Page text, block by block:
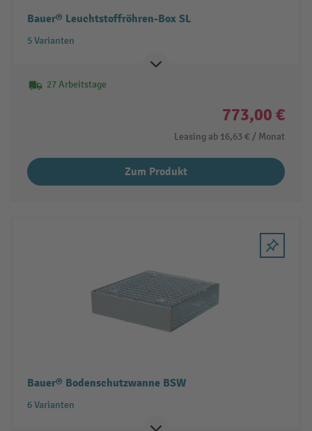
Bauer® Leuchtstoffröhren-Box SL
5 Varianten
27 Arbeitstage
773,00 €
Leasing ab 16,63 € / Monat
Zum Produkt
Bauer® Bodenschutzwanne BSW
6 Varianten